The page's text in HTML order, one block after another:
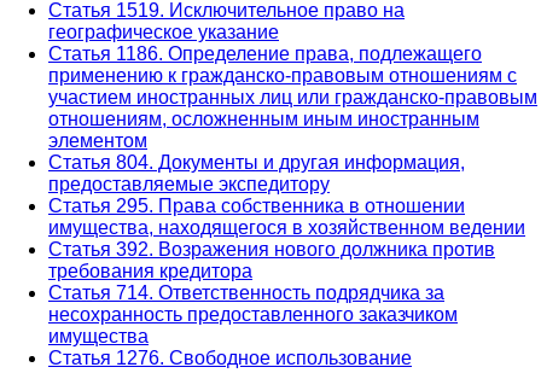
Статья 1519. Исключительное право на
географическое указание
Статья 1186. Определение права, подлежащего
применению к гражданско-правовым отношениям с
участием иностранных лиц или гражданско-правовым
отношениям, осложненным иным иностранным
элементом
Статья 804. Документы и другая информация,
предоставляемые экспедитору
Статья 295. Права собственника в отношении
имущества, находящегося в хозяйственном ведении
Статья 392. Возражения нового должника против
требования кредитора
Статья 714. Ответственность подрядчика за
несохранность предоставленного заказчиком
имущества
Статья 1276. Свободное использование